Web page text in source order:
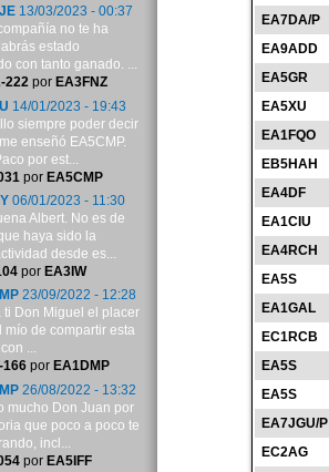
EA7DA/P
EA9ADD
EA5GR
EA5XU
EA1FQO
EB5HAH
EA4DF
EA1CIU
EA4RCH
EA5S
EA1GAL
EC1RCB
EA5S
EA5S
EA7JGU/P
EC2AG
13/03/2023 - 00:37
no te ha
estado
con tanto ganado. ...
222por EA3FNZ
14/01/2023 - 19:43
siempre poder decir
enseñó EA5CMP.
por est...
por EA5CMP
06/01/2023 - 11:30
Albert. No es de
haya sido la
desde es...
por EA3IW
23/09/2022 - 12:28
ti Don Miguel el placer
mío de compartir esta
...
166por EA1DMP
26/08/2022 - 13:32
mucho Don Juan por
que poco a poco te
incl...
por EA5IFF